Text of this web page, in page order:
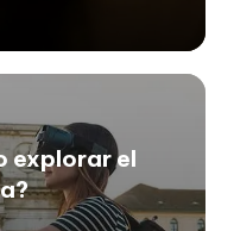
explorar el